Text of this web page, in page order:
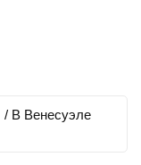
/ В Венесуэле